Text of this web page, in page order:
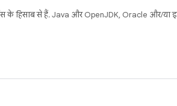
के हिसाब से हैं. Java और OpenJDK, Oracle और/या